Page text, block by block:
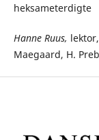
heksameterdigte
Hanne Ruus,
Maegaard, H.